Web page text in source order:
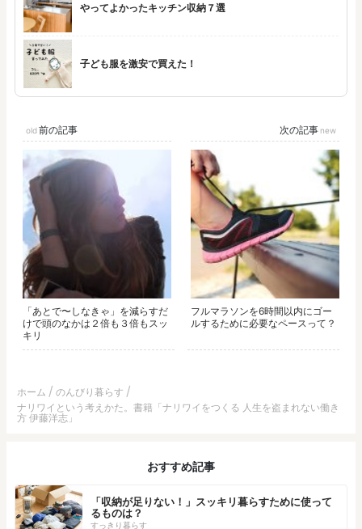
やってよかったキッチン収納７選
子ども服を激安で買えた！
前の記事
「あとで〜しなきゃ」を減らすだ
けで頭のなかは２倍も３倍もスッ
キリ
次の記事
フルマラソンを6時間以内にゴー
ルするために必要なペースって？
ホーム
のんびり暮らす
ナリワイという考えかた。書籍「ナリワイをつくる 人生を盗まれない働き
方 伊藤洋志」
おすすめ記事
「収納が足りない！」スッキリ暮らすために使って
るものは？
すっきり暮らす